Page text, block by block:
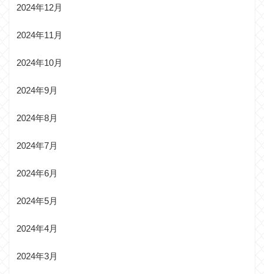
2024年12月
2024年11月
2024年10月
2024年9月
2024年8月
2024年7月
2024年6月
2024年5月
2024年4月
2024年3月